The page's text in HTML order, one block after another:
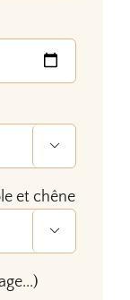

et chêne
